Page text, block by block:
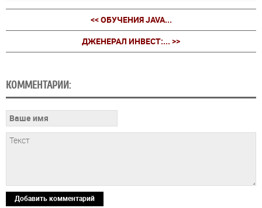
<< ОБУЧЕНИЯ JAVA...
ДЖЕНЕРАЛ ИНВЕСТ:... >>
КОММЕНТАРИИ:
Добавить комментарий